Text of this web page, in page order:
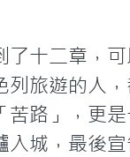
十二章，
旅遊的人
路」，更
城，最後